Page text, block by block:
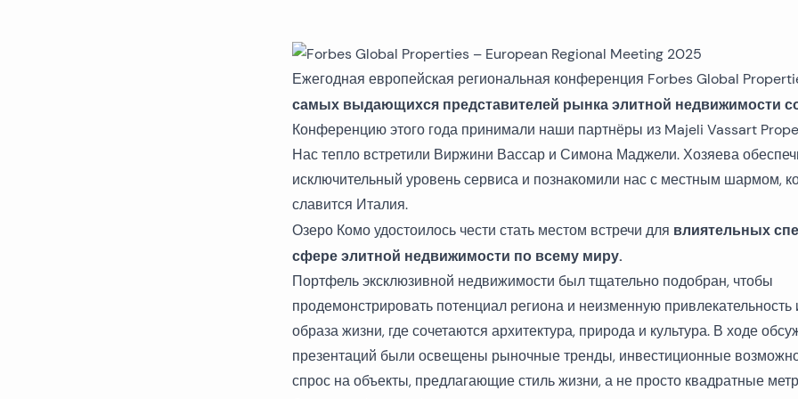
Дома и виллы в Каштеле
Дома и виллы в Примоштене
Дома и виллы в Дубровнике
Дома и виллы в первом ряду от моря
Недавно построенные дома и виллы
Квартиры в Каштеле
Апартаменты в Хваре
Ежегодная европейская региональная конференция Forbes Global
самых выдающихся представителей рынка элитной недвижимости
Конференцию этого года принимали наши партнёры из Majeli Vassart
Нас тепло встретили Виржини Вассар и Симона Маджели. Хозяева
исключительный уровень сервиса и познакомили нас с местным шармом,
славится Италия.
Озеро Комо удостоилось чести стать местом встречи для влиятельных
сфере элитной недвижимости по всему миру.
Портфель эксклюзивной недвижимости был тщательно подобран, чтобы
продемонстрировать потенциал региона и неизменную привлекательность
образа жизни, где сочетаются архитектура, природа и культура. В ходе
презентаций были освещены рыночные тренды, инвестиционные
спрос на объекты, предлагающие стиль жизни, а не просто квадратные